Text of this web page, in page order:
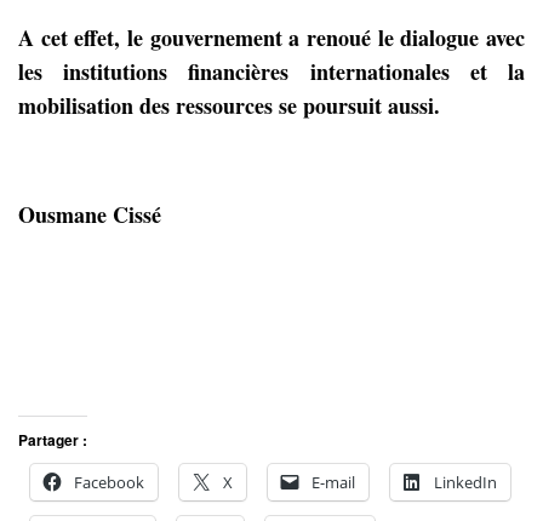
A cet effet, le gouvernement a renoué le dialogue avec
les institutions financières internationales et la
mobilisation des ressources se poursuit aussi.
Ousmane Cissé
Partager :
Facebook
X E-mail LinkedIn